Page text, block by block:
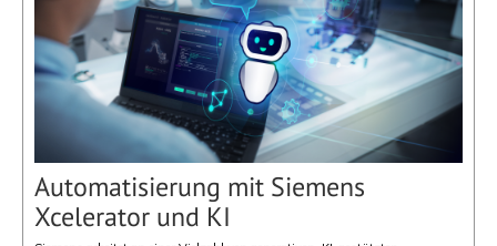
Automatisierung mit Siemens
Xcelerator und KI